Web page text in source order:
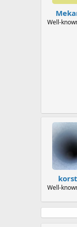
Well-
Well-